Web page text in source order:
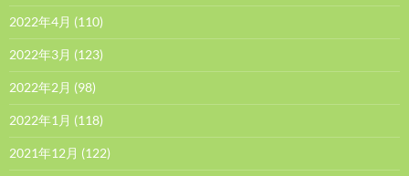
2022年4月 (110)
2022年3月 (123)
2022年2月 (98)
2022年1月 (118)
2021年12月 (122)